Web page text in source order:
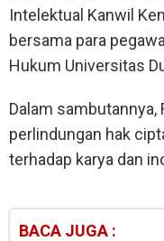
Intelektual Kanwil
bersama para
Hukum Universitas
Dalam
perlindungan hak
terhadap karya dan
BACA JUGA :